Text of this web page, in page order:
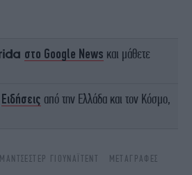
στο Google News και μάθετε
Ειδήσεις από την Ελλάδα και τον Κόσμο,
ΜΆΝΤΣΕΣΤΕΡ ΓΙΟΥΝΆΙΤΕΝΤ
ΜΕΤΑΓΡΑΦΈΣ